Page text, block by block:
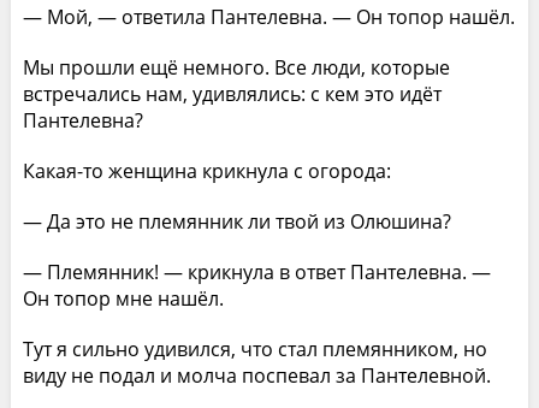
— Мой, — ответила Пантелевна. — Он топор нашёл.
Мы прошли ещё немного. Все люди, которые
встречались нам, удивлялись: с кем это идёт
Пантелевна?
Какая-то женщина крикнула с огорода:
— Да это не племянник ли твой из Олюшина?
— Племянник! — крикнула в ответ Пантелевна. —
Он топор мне нашёл.
Тут я сильно удивился, что стал племянником, но
виду не подал и молча поспевал за Пантелевной.